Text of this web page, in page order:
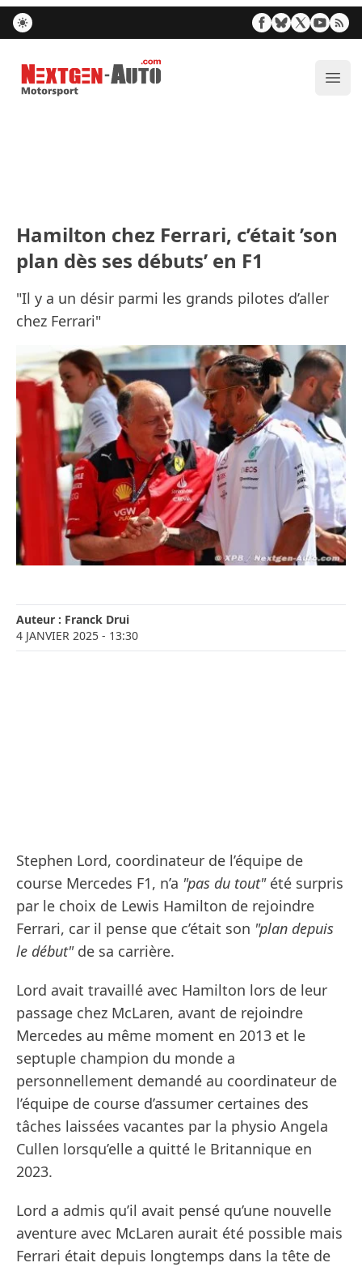
Nextgen-Auto.com
Hamilton chez Ferrari, c’était ’son
plan dès ses débuts’ en F1
"Il y a un désir parmi les grands pilotes d’aller
chez Ferrari"
Auteur : Franck Drui
4 JANVIER 2025 - 13:30
Stephen Lord, coordinateur de l’équipe de
course Mercedes F1, n’a "pas du tout"été surpris
par le choix de Lewis Hamilton de rejoindre
Ferrari, car il pense que c’était son "plan depuis
le début"de sa carrière.
Lord avait travaillé avec Hamilton lors de leur
passage chez McLaren, avant de rejoindre
Mercedes au même moment en 2013 et le
septuple champion du monde a
personnellement demandé au coordinateur de
l’équipe de course d’assumer certaines des
tâches laissées vacantes par la physio Angela
Cullen lorsqu’elle a quitté le Britannique en
2023.
Lord a admis qu’il avait pensé qu’une nouvelle
aventure avec McLaren aurait été possible mais
Ferrari était depuis longtemps dans la tête de